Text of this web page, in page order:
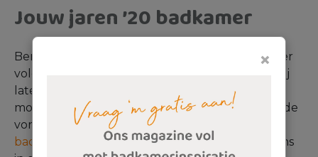
×
Jouw jaren ’20 badkamer
Ben jij er helemaal klaar voor om jouw badkamer
volgens de nieuwe jaren '20 stijl in te richten. Wij
laten je graag zien wat er anno 2020 allemaal
mogelijk is op badkamergebied! Van verschillende
vormen baden tot de meest luxe
badkameraccessoires; je vindt het allemaal bij ons